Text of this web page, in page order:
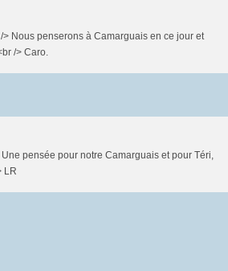
Nous penserons à Camarguais en ce jour et
/> Caro.
pensée pour notre Camarguais et pour Téri,
LR